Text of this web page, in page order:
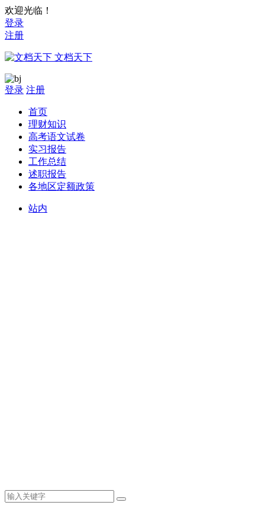
欢迎光临！
登录
注册
文档天下
登录 注册
首页
理财知识
高考语文试卷
实习报告
工作总结
述职报告
各地区定额政策
站内